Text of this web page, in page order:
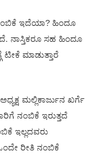
ಇದೆಯಾ? ಹಿಂದೂ
ನಾಸ್ತಿಕರೂ ಸಹ ಹಿಂದೂ
ಮಾಡುತ್ತಾರೆ
ಮಲ್ಲಿಕಾರ್ಜುನ ಖರ್ಗೆ
ನಂಬಿಕೆ ಇರುತ್ತದೆ
ಇಲ್ಲದವರು
ರೀತಿ ನಂಬಿಕೆ